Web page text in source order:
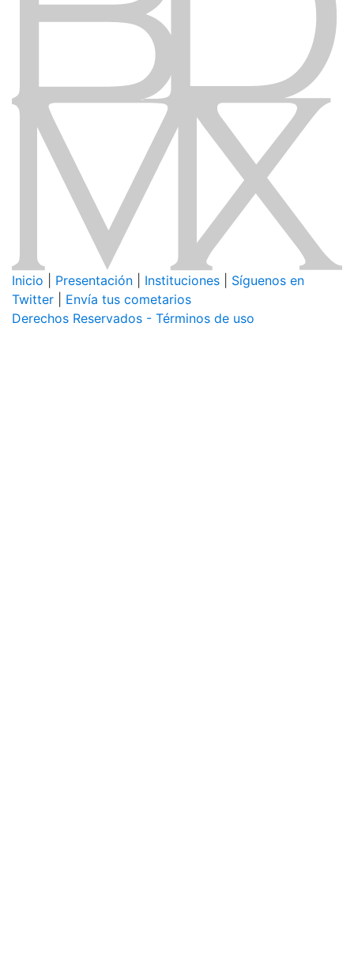
Inicio Presentación Instituciones
Síguenos en
Twitter
Envía tus cometarios
Derechos Reservados - Términos de uso